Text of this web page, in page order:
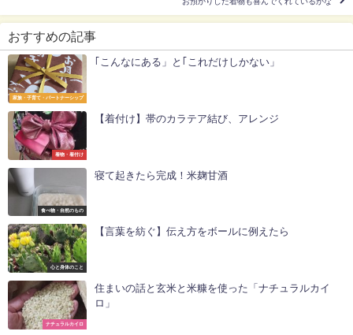
お預かりした着物も喜んでくれているかな
おすすめの記事
家族・子育て・パートナーシップ
｢こんなにある」と｢これだけしかない」
着物・着付け
【着付け】帯のカラテア結び、アレンジ
食べ物・自然のもの
寝て起きたら完成！米麹甘酒
心と身体のこと
【言葉を紡ぐ】伝え方をボールに例えたら
ナチュラルカイロ
住まいの話と玄米と米糠を使った「ナチュラルカイ
ロ」